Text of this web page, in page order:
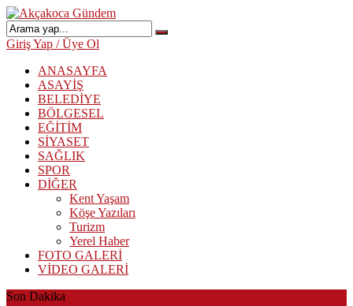
Giriş Yap / Üye Ol
ANASAYFA
ASAYİŞ
BELEDİYE
BÖLGESEL
EĞİTİM
SİYASET
SAĞLIK
SPOR
DİĞER
Kent Yaşam
Köşe Yazıları
Turizm
Yerel Haber
FOTO GALERİ
VİDEO GALERİ
Son Dakika